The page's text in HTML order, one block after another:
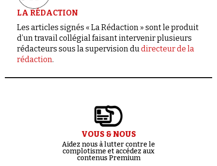
LA RÉDACTION
Les articles signés « La Rédaction » sont le produit
d’un travail collégial faisant intervenir plusieurs
rédacteurs sous la supervision dudirecteur de la
rédaction.
VOUS & NOUS
Aidez nous à lutter contre le
complotisme et accédez aux
contenus Premium